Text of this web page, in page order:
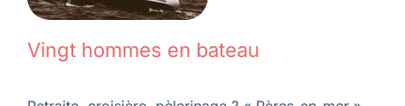
Vingt hommes en bateau